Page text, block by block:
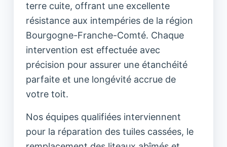
terre cuite, offrant une excellente
résistance aux intempéries de la région
Bourgogne-Franche-Comté. Chaque
intervention est effectuée avec
précision pour assurer une étanchéité
parfaite et une longévité accrue de
votre toit.
Nos équipes qualifiées interviennent
pour la réparation des tuiles cassées, le